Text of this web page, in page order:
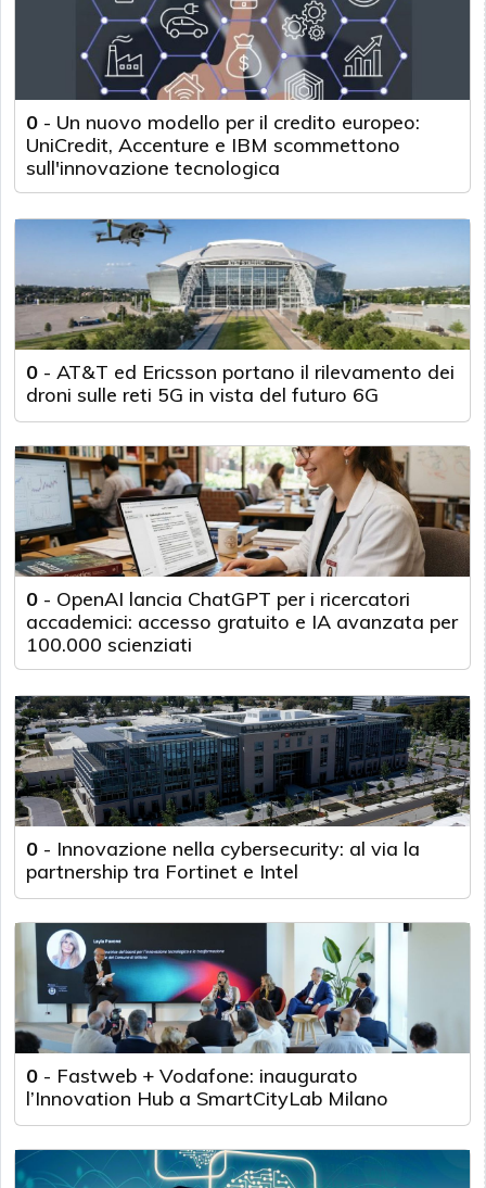
0 - Un nuovo modello per il credito europeo:
UniCredit, Accenture e IBM scommettono
sull'innovazione tecnologica
0 - AT&T ed Ericsson portano il rilevamento dei
droni sulle reti 5G in vista del futuro 6G
0 - OpenAI lancia ChatGPT per i ricercatori
accademici: accesso gratuito e IA avanzata per
100.000 scienziati
0 - Innovazione nella cybersecurity: al via la
partnership tra Fortinet e Intel
0 - Fastweb + Vodafone: inaugurato
l’Innovation Hub a SmartCityLab Milano